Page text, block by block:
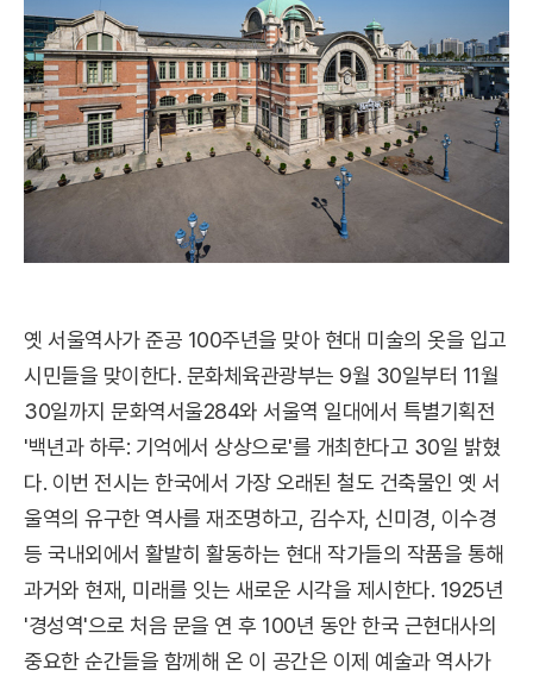
옛 서울역사가 준공 100주년을 맞아 현대 미술의 옷을 입고
시민들을 맞이한다. 문화체육관광부는 9월 30일부터 11월
30일까지 문화역서울284와 서울역 일대에서 특별기획전
'백년과 하루: 기억에서 상상으로'를 개최한다고 30일 밝혔
다. 이번 전시는 한국에서 가장 오래된 철도 건축물인 옛 서
울역의 유구한 역사를 재조명하고, 김수자, 신미경, 이수경
등 국내외에서 활발히 활동하는 현대 작가들의 작품을 통해
과거와 현재, 미래를 잇는 새로운 시각을 제시한다. 1925년
'경성역'으로 처음 문을 연 후 100년 동안 한국 근현대사의
중요한 순간들을 함께해 온 이 공간은 이제 예술과 역사가